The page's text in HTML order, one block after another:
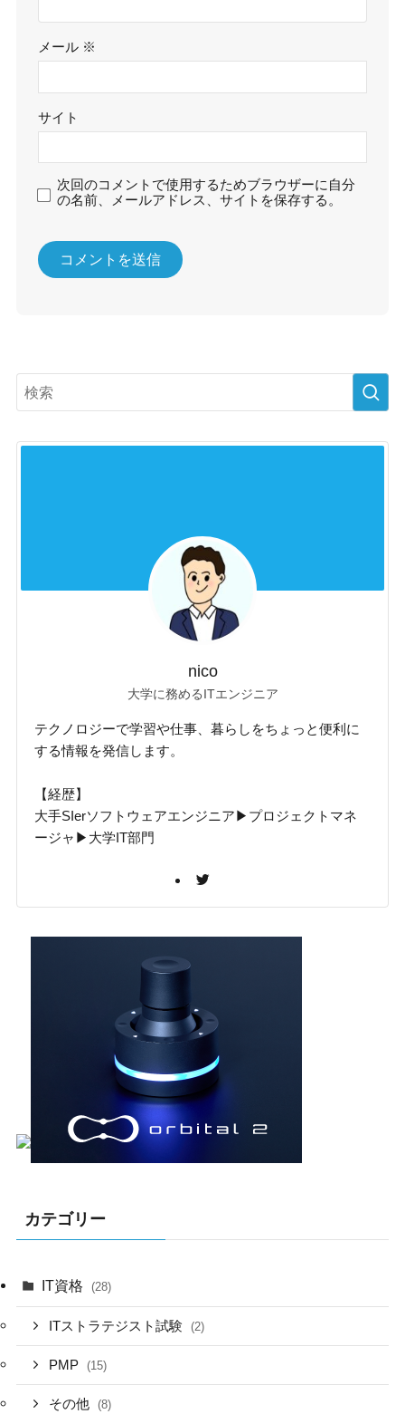
メール ※
サイト
次回のコメントで使用するためブラウザーに自分
の名前、メールアドレス、サイトを保存する。
nico
大学に務めるITエンジニア
テクノロジーで学習や仕事、暮らしをちょっと便利に
する情報を発信します。
【経歴】
大手SIerソフトウェアエンジニア▶プロジェクトマネ
ージャ▶大学IT部門
カテゴリー
IT資格 (28)
ITストラテジスト試験 (2)
PMP (15)
その他 (8)